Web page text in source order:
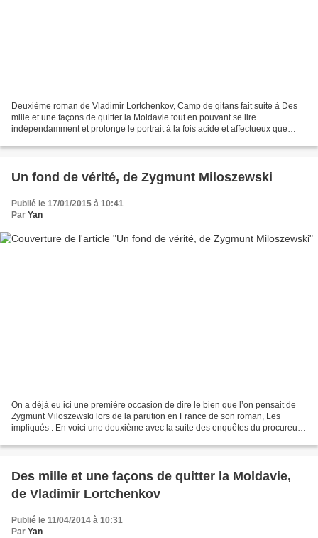
Deuxième roman de Vladimir Lortchenkov, Camp de gitans fait suite à Des
mille et une façons de quitter la Moldavie tout en pouvant se lire
indépendamment et prolonge le portrait à la fois acide et affectueux que
Un fond de vérité, de Zygmunt Miloszewski
Publié le 17/01/2015 à 10:41
Par Yan
On a déjà eu ici une première occasion de dire le bien que l’on pensait de
Zygmunt Miloszewski lors de la parution en France de son roman, Les
impliqués . En voici une deuxième avec la suite des enquêtes du procureur
Des mille et une façons de quitter la Moldavie,
de Vladimir Lortchenkov
Publié le 11/04/2014 à 10:31
Par Yan